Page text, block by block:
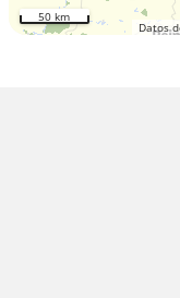
Datos
50 km